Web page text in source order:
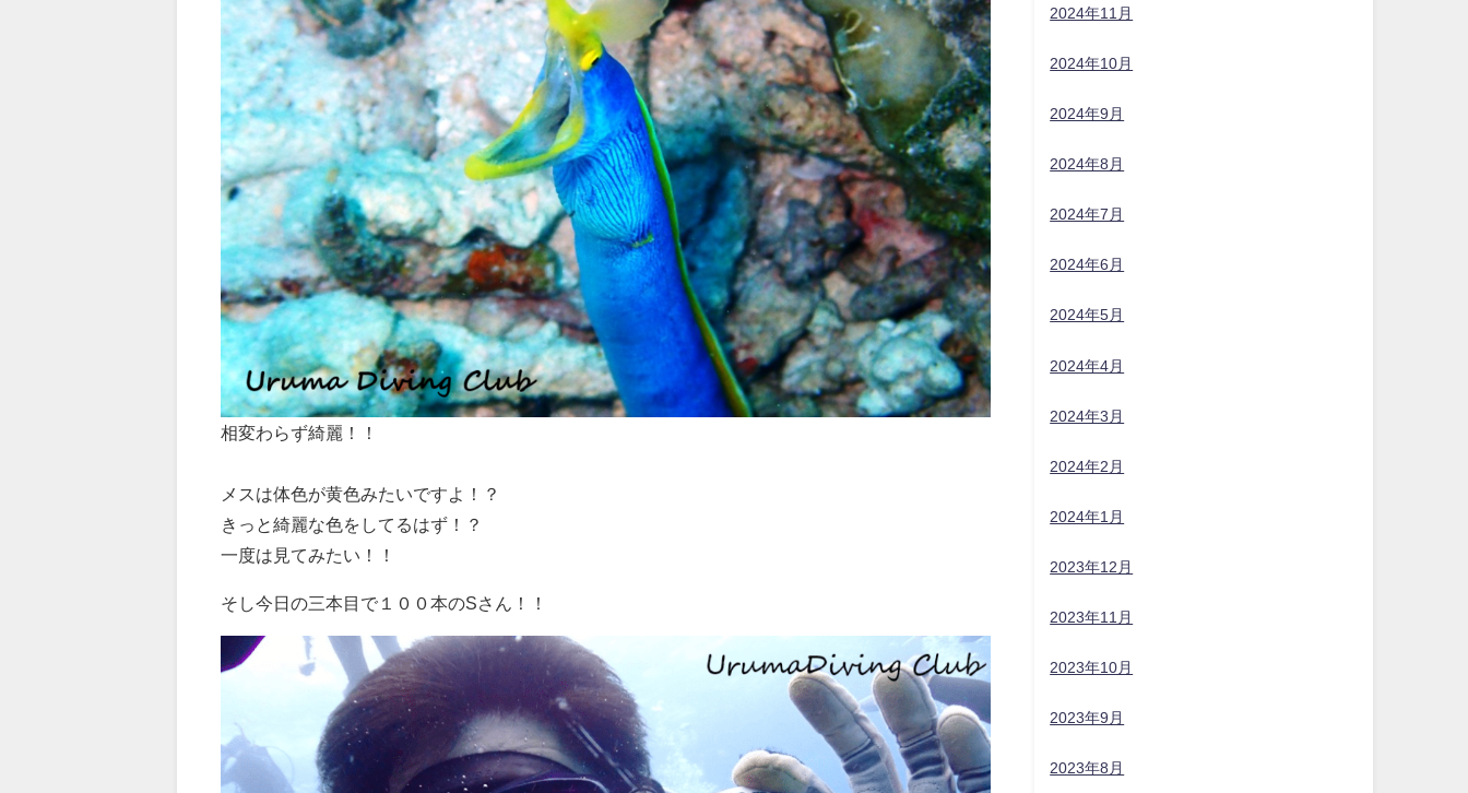
相変わらず綺麗！！
メスは体色が黄色みたいですよ！？
きっと綺麗な色をしてるはず！？
一度は見てみたい！！
そし今日の三本目で１００本のSさん！！
2024年11月
2024年10月
2024年9月
2024年8月
2024年7月
2024年6月
2024年5月
2024年4月
2024年3月
2024年2月
2024年1月
2023年12月
2023年11月
2023年10月
2023年9月
2023年8月